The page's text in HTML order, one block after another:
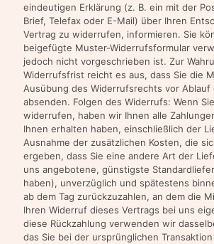
eindeutigen Erklärung (z. B. ein mit der
Brief, Telefax oder E-Mail) über Ihren
Vertrag zu widerrufen, informieren. Sie
beigefügte Muster-Widerrufsformular
jedoch nicht vorgeschrieben ist. Zur
Widerrufsfrist reicht es aus, dass Sie die
Ausübung des Widerrufsrechts vor
absenden. Folgen des Widerrufs: Wenn
widerrufen, haben wir Ihnen alle
Ihnen erhalten haben, einschließlich der
Ausnahme der zusätzlichen Kosten, die
ergeben, dass Sie eine andere Art der
uns angebotene, günstigste
haben), unverzüglich und spätestens
ab dem Tag zurückzuzahlen, an dem die
Ihren Widerruf dieses Vertrags bei uns
diese Rückzahlung verwenden wir
das Sie bei der ursprünglichen